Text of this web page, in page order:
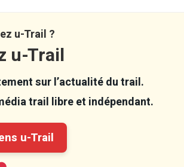
u-Trail ?
u-Trail
sur l’actualité du trail.
trail libre et indépendant.
u-Trail